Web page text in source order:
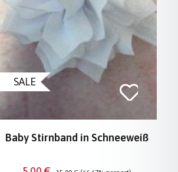
SALE
Baby Stirnband in Schneeweiß
Regulärer Preis: